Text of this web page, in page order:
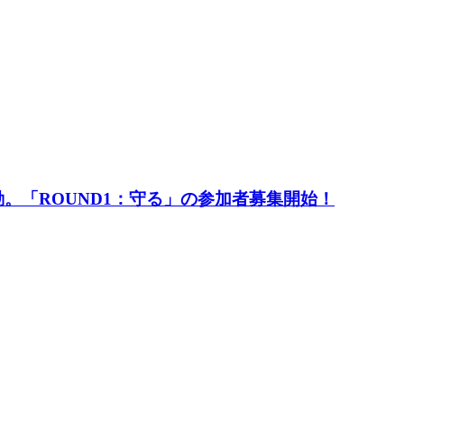
「ROUND1：守る」の参加者募集開始！